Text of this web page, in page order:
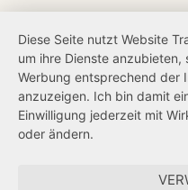
Netiquette
Transparenzanspruch
Hinweisgeberschutz
Forum Mitteleuropa
Diese Seite nutzt Website
um ihre Dienste
Werbung entsprechend der
anzuzeigen. Ich bin damit
Einwilligung jederzeit mit
oder ändern.